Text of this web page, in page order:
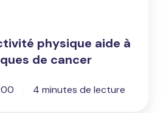
physique aide à
de cancer
4 minutes de lecture